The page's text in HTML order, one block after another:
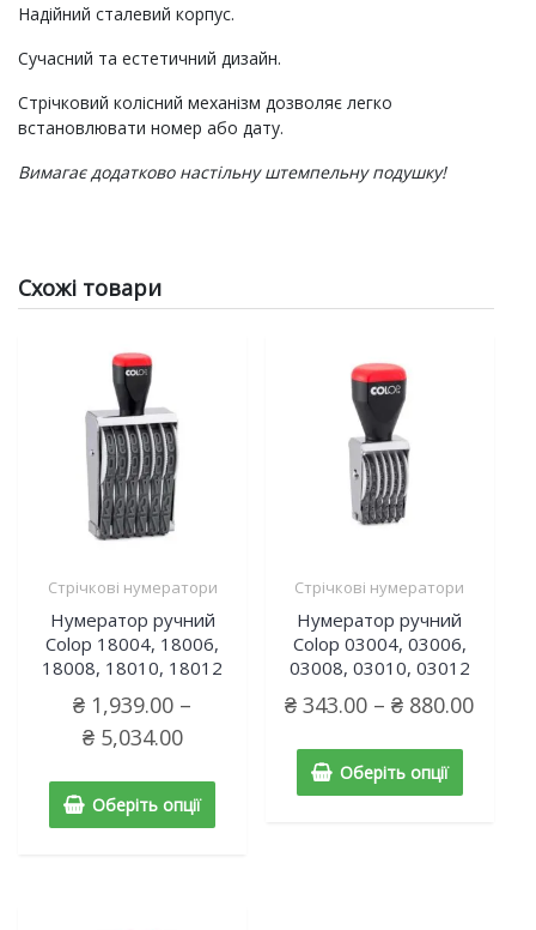
Надійний сталевий корпус.
Сучасний та естетичний дизайн.
Стрічковий колісний механізм дозволяє легко
встановлювати номер або дату.
Вимагає додатково настільну штемпельну подушку!
Схожі товари
Стрічкові нумератори
Нумератор ручний
Colop 18004, 18006,
18008, 18010, 18012
₴ 1,939.00 –
₴5,034.00
Оберіть опції
Стрічкові нумератори
Нумератор ручний
Colop 03004, 03006,
03008, 03010, 03012
₴ 343.00 –₴ 880.00
Оберіть опції